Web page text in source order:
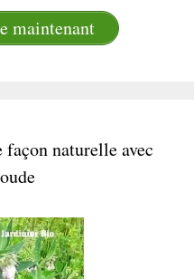
maintenant
naturelle avec